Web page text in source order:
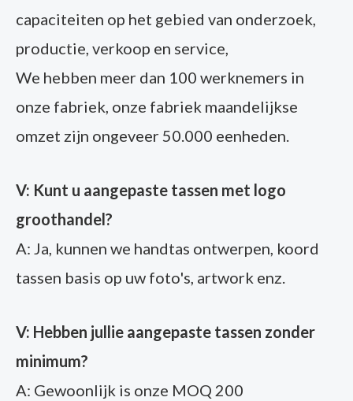
capaciteiten op het gebied van onderzoek,
productie, verkoop en service,
We hebben meer dan 100 werknemers in
onze fabriek, onze fabriek maandelijkse
omzet zijn ongeveer 50.000 eenheden.
V: Kunt u aangepaste tassen met logo
groothandel?
A: Ja, kunnen we handtas ontwerpen, koord
tassen basis op uw foto's, artwork enz.
V: Hebben jullie aangepaste tassen zonder
minimum?
A: Gewoonlijk is onze MOQ 200